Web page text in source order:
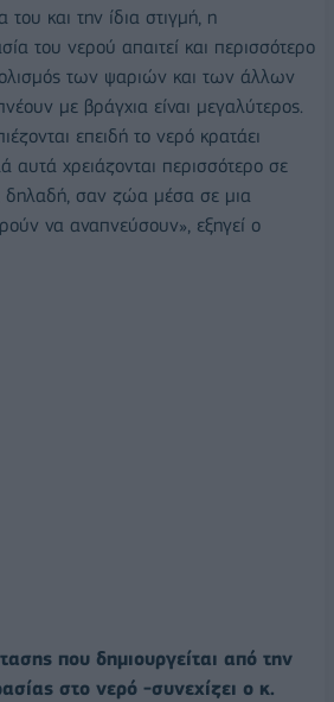
του και την ίδια στιγμή, η
του νερού απαιτεί και περισσότερο
των ψαριών και των άλλων
με βράγχια είναι μεγαλύτερος.
επειδή το νερό κρατάει
αυτά χρειάζονται περισσότερο σε
δηλαδή, σαν ζώα μέσα σε μια
να αναπνεύσουν», εξηγεί ο
που δημιουργείται από την
στο νερό -συνεχίζει ο κ.